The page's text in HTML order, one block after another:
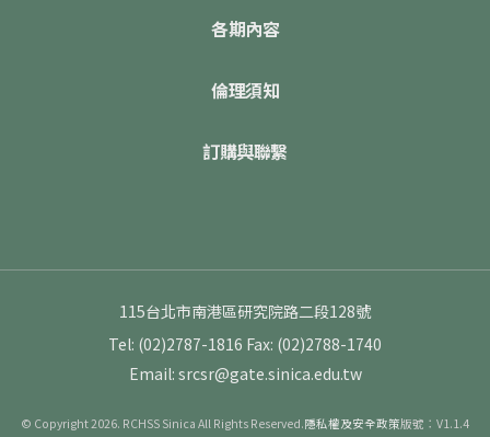
各期內容
倫理須知
訂購與聯繫
115台北市南港區研究院路二段128號
Tel: (02)2787-1816 Fax: (02)2788-1740
Email: srcsr@gate.sinica.edu.tw
© Copyright 2026. RCHSS Sinica All Rights Reserved.隱私權及安全政策版號：V1.1.4